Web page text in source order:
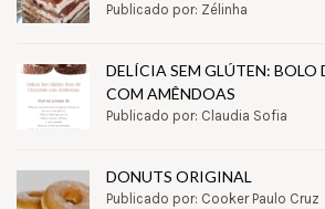
Publicado por: Zélinha
DELÍCIA SEM GLÚTEN: BOLO
COM AMÊNDOAS
Publicado por: Claudia Sofia
DONUTS ORIGINAL
Publicado por: Cooker Paulo Cruz